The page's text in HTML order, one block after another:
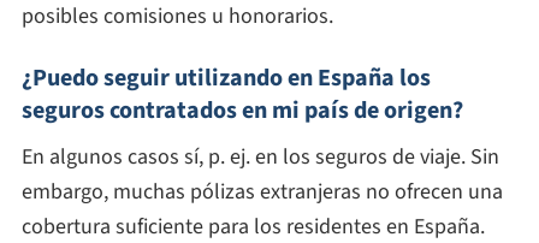
posibles comisiones u honorarios.
¿Puedo seguir utilizando en España los
seguros contratados en mi país de origen?
En algunos casos sí, p. ej. en los seguros de viaje. Sin
embargo, muchas pólizas extranjeras no ofrecen una
cobertura suficiente para los residentes en España.